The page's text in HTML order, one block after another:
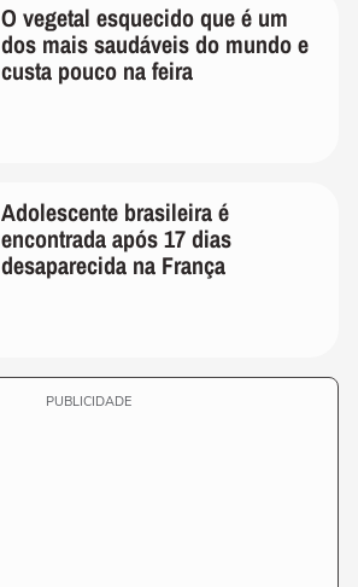
O vegetal esquecido que é um
dos mais saudáveis do mundo e
custa pouco na feira
Adolescente brasileira é
encontrada após 17 dias
desaparecida na França
PUBLICIDADE